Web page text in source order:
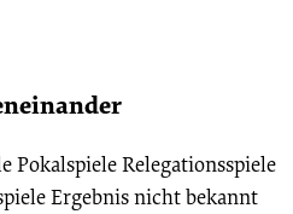
PokalspieleRelegationsspiele
Ergebnis nicht bekannt